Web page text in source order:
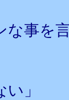
な事を
」